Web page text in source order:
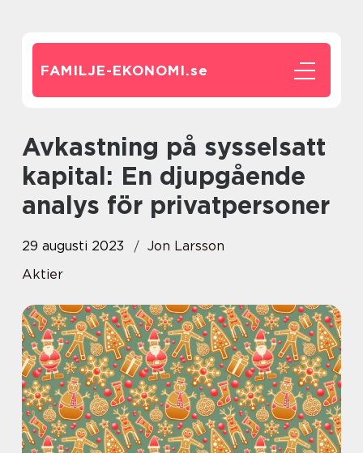
FAMILJE-EKONOMI.se
Avkastning på sysselsatt
kapital: En djupgående
analys för privatpersoner
29 augusti 2023
Jon Larsson
Aktier